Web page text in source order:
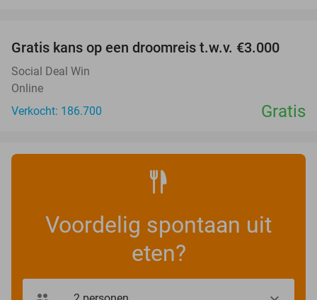
Gratis kans op een droomreis t.w.v. €3.000
Social Deal Win
Online
Verkocht: 186.700
Gratis
Voordelig spontaan uit
eten?